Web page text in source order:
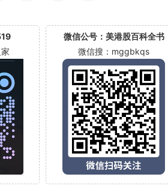
微信公号：美港股百科全书
微信搜：mggbkqs